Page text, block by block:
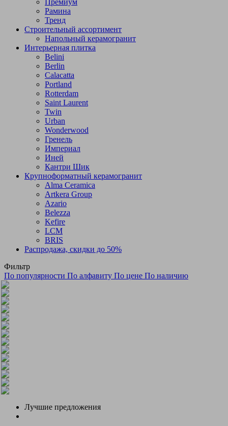
Рамина
Тренд
Строительный ассортимент
Напольный керамогранит
Интерьерная плитка
Belini
Berlin
Calacatta
Portland
Rotterdam
Saint Laurent
Twin
Urban
Wonderwood
Гренель
Империал
Иней
Кантри Шик
Крупноформатный керамогранит
Alma Ceramica
Artkera Group
Azario
Belezza
Kefire
LCM
BRIS
Распродажа, скидки до 50%
Фильтр
По популярности По алфавиту По цене По наличию
Лучшие предложения